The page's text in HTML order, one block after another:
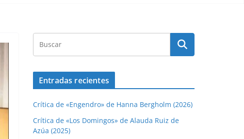
Entradas recientes
Crítica de «Engendro» de Hanna Bergholm (2026)
Crítica de «Los Domingos» de Alauda Ruiz de
Azúa (2025)